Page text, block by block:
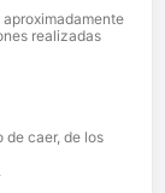
realizadas
de caer, de los